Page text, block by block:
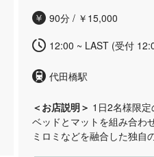
90分 / ￥15,000
12:00 ~ LAST (受付
代田橋駅
＜お店説明＞ 1日2名様限定
ベッドとマットを組み合わ
ミロミなどを融合した独自